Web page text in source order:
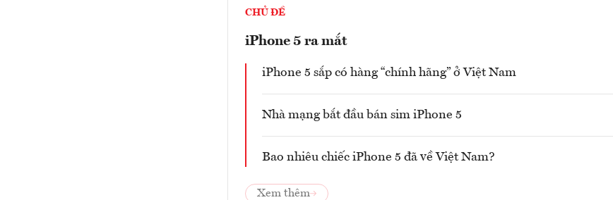
CHỦ ĐỀ
iPhone 5 ra mắt
iPhone 5 sắp có hàng “chính hãng” ở Việt Nam
Nhà mạng bắt đầu bán sim iPhone 5
Bao nhiêu chiếc iPhone 5 đã về Việt Nam?
Xem thêm